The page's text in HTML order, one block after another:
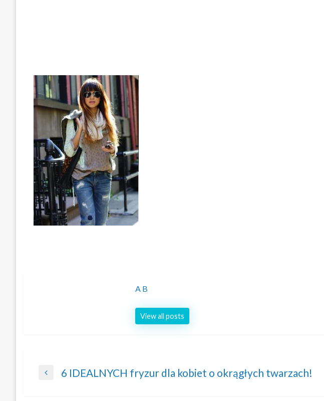
A B
View all posts
Nawigacja
Previous
6 IDEALNYCH fryzur dla kobiet o okrągłych twarzach!